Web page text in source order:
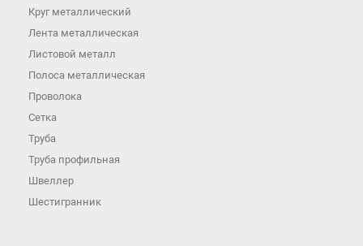
Круг металлический
Лента металлическая
Листовой металл
Полоса металлическая
Проволока
Сетка
Труба
Труба профильная
Швеллер
Шестигранник